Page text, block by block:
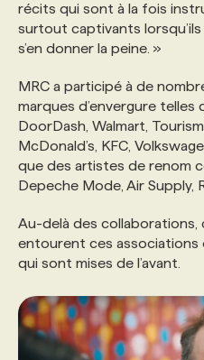
récits qui sont à la fois
surtout captivants
s’en donner la peine. »
MRC a participé à de
marques d’envergure telles
DoorDash, Walmart,
McDonald’s, KFC,
que des artistes de renom
Depeche Mode, Air Supply,
Au-delà des collaborations,
entourent ces
qui sont mises de l’avant.